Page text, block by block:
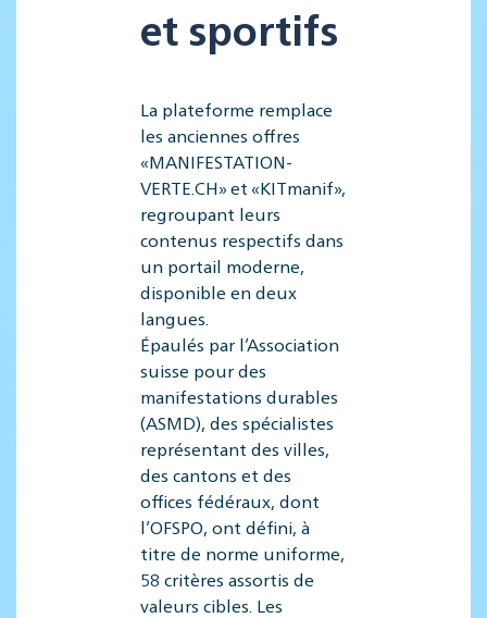
et sportifs
La plateforme remplace
les anciennes offres
«MANIFESTATION-
VERTE.CH» et «KITmanif»,
regroupant leurs
contenus respectifs dans
un portail moderne,
disponible en deux
langues.
Épaulés par l’Association
suisse pour des
manifestations durables
(ASMD), des spécialistes
représentant des villes,
des cantons et des
offices fédéraux, dont
l’OFSPO, ont défini, à
titre de norme uniforme,
58 critères assortis de
valeurs cibles. Les